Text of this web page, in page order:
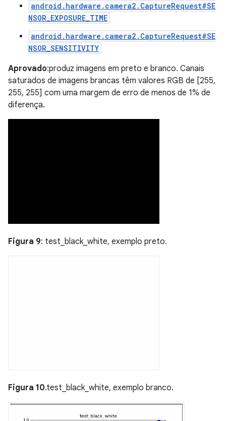
android.hardware.camera2.CaptureRequest#SE
NSOR_EXPOSURE_TIME
android.hardware.camera2.CaptureRequest#SE
NSOR_SENSITIVITY
Aprovado:produz imagens em preto e branco. Canais
saturados de imagens brancas têm valores RGB de [255,
255, 255] com uma margem de erro de menos de 1% de
diferença.
Figura 9: test_black_white, exemplo preto.
Figura 10.test_black_white, exemplo branco.